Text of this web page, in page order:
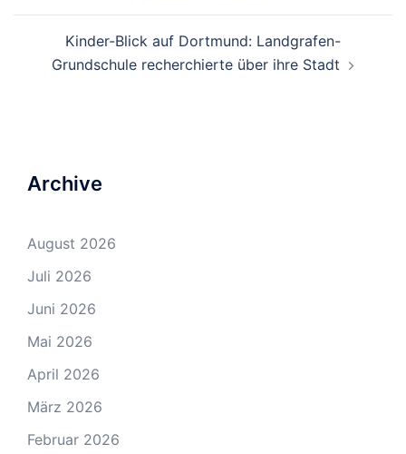
Kinder-Blick auf Dortmund: Landgrafen-
Grundschule recherchierte über ihre Stadt
Archive
August 2026
Juli 2026
Juni 2026
Mai 2026
April 2026
März 2026
Februar 2026